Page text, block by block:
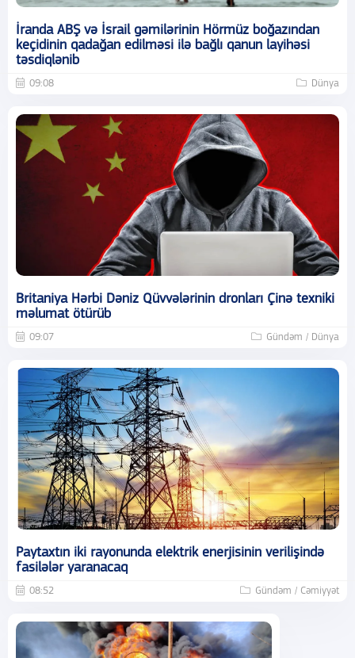
İranda ABŞ və İsrail gəmilərinin Hörmüz boğazından
keçidinin qadağan edilməsi ilə bağlı qanun layihəsi
təsdiqlənib
09:08 Dünya
Britaniya Hərbi Dəniz Qüvvələrinin dronları Çinə texniki
məlumat ötürüb
09:07 Gündəm / Dünya
Paytaxtın iki rayonunda elektrik enerjisinin verilişində
fasilələr yaranacaq
08:52 Gündəm / Cəmiyyət